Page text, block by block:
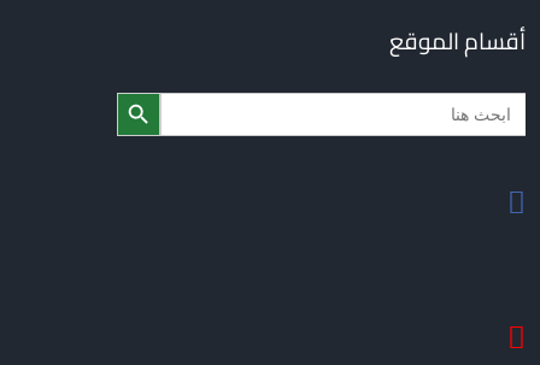
أقسام الموقع
Search
Search Button